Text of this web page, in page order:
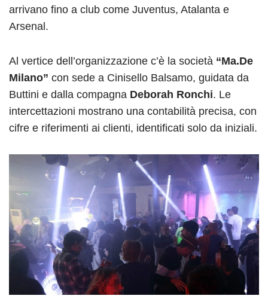
arrivano fino a club come Juventus, Atalanta e
Arsenal.
Al vertice dell’organizzazione c’è la società “Ma.De
Milano” con sede a Cinisello Balsamo, guidata da
Buttini e dalla compagna Deborah Ronchi. Le
intercettazioni mostrano una contabilità precisa, con
cifre e riferimenti ai clienti, identificati solo da iniziali.